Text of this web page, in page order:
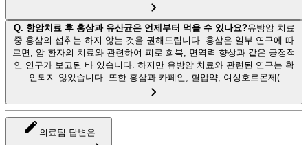
Q. 항암치료 후 홍삼과 유산균은 언제부터 먹을 수 있나요?유방암 치료
중 홍삼의 섭취는 하지 않는 것을 권해드립니다. 홍삼은 일부 연구에 따
르면, 암 환자의 치료와 관련하여 피로 회복, 면역력 향상과 같은 긍정적
인 연구가 보고된 바 있습니다. 하지만 유방암 치료와 관련된 연구는 확
인되지 않았습니다. 또한 홍삼과 카페인, 혈압약, 여성호르몬제(
의료팀 답변은